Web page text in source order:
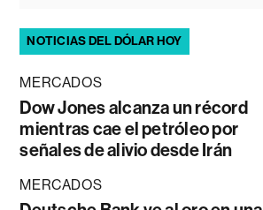
NOTICIAS DEL DÓLAR HOY
MERCADOS
Dow Jones alcanza un récord
mientras cae el petróleo por
señales de alivio desde Irán
MERCADOS